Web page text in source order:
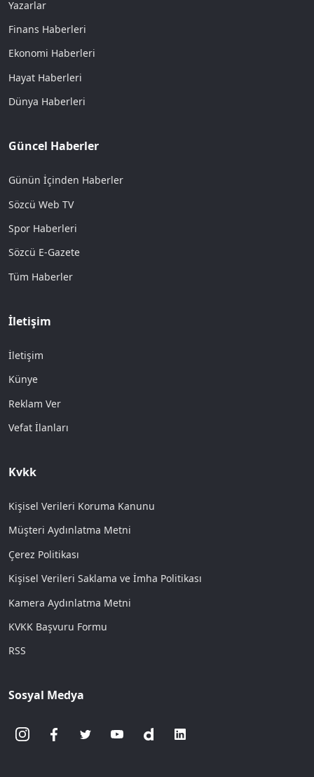
Yazarlar
Finans Haberleri
Ekonomi Haberleri
Hayat Haberleri
Dünya Haberleri
Güncel Haberler
Günün İçinden Haberler
Sözcü Web TV
Spor Haberleri
Sözcü E-Gazete
Tüm Haberler
İletişim
İletişim
Künye
Reklam Ver
Vefat İlanları
Kvkk
Kişisel Verileri Koruma Kanunu
Müşteri Aydınlatma Metni
Çerez Politikası
Kişisel Verileri Saklama ve İmha Politikası
Kamera Aydınlatma Metni
KVKK Başvuru Formu
RSS
Sosyal Medya